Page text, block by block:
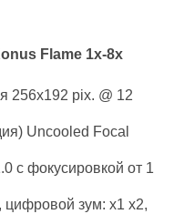
Flame 1x-8x
256х192 pix. @ 12
Uncooled Focal
с фокусировкой от 1
цифровой зум: x1 x2,